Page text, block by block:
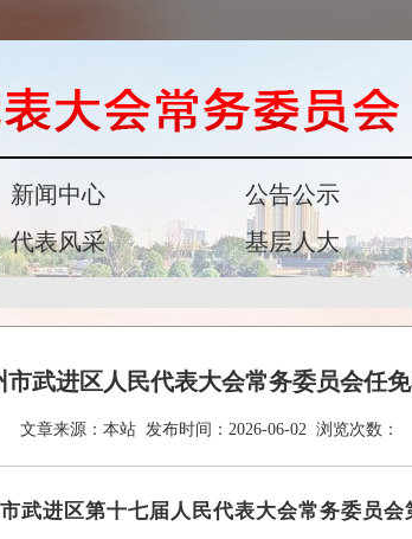
新闻中心 公告公示
代表风采 基层人大
市武进区人民代表大会常务委员会任
文章来源： 本站 发布时间： 2026-06-02 浏览次数：
武进区第十七届人民代表大会常务委员会